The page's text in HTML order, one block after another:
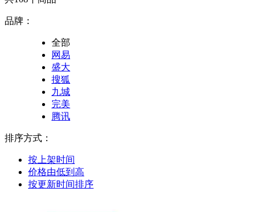
品牌：
全部
网易
盛大
搜狐
九城
完美
腾讯
排序方式：
按上架时间
价格由低到高
按更新时间排序